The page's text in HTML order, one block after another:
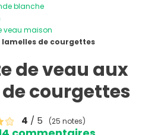
blanche
veau maison
de courgettes
de veau aux
courgettes
4 / 5 (25 notes)